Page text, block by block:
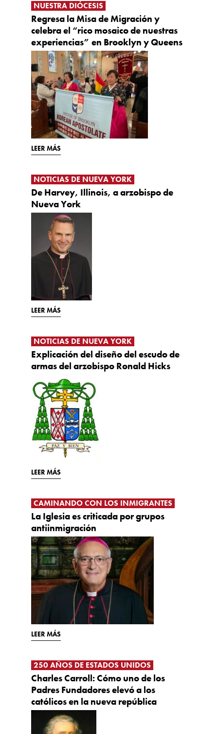
NUESTRA DIÓCESIS
Regresa la Misa de Migración y
celebra el “rico mosaico de nuestras
experiencias” en Brooklyn y Queens
LEER MÁS
NOTICIAS DE NUEVA YORK
De Harvey, Illinois, a arzobispo de
Nueva York
LEER MÁS
NOTICIAS DE NUEVA YORK
Explicación del diseño del escudo de
armas del arzobispo Ronald Hicks
LEER MÁS
CAMINANDO CON LOS INMIGRANTES
La Iglesia es criticada por grupos
antiinmigración
LEER MÁS
250 AÑOS DE ESTADOS UNIDOS
Charles Carroll: Cómo uno de los
Padres Fundadores elevó a los
católicos en la nueva república